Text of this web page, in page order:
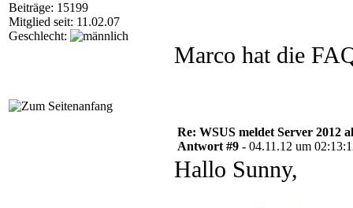
Beiträge: 15199
Mitglied seit: 11.02.07
Geschlecht:
Marco hat die
Re: WSUS meldet Server 2012
Antwort #9 - 04.11.12 um
Hallo Sunny,